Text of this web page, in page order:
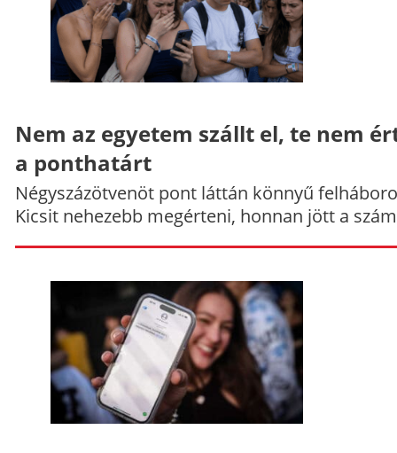
Nem az egyetem szállt el, te nem
a ponthatárt
Négyszázötvenöt pont láttán könnyű
Kicsit nehezebb megérteni, honnan jött a